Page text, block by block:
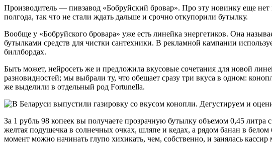
Производитель — пивзавод «Бобруйский бровар». Про эту новинку еще
полгода, так что не стали ждать дальше и срочно откупорили бутылку.
Вообще у «Бобруйского бровара» уже есть линейка энергетиков. Она
бутылками средств для чистки сантехники. В рекламной кампании
биллбордах.
Быть может, нейросеть же и предложила вкусовые сочетания для новой
разновидностей; мы выбрали ту, что обещает сразу три вкуса в одном:
же выделили в отдельный род Fortunella.
За 1 рубль 98 копеек вы получаете прозрачную бутылку объемом 0,45
желтая подушечка в солнечных очках, шляпе и кедах, а рядом банан в
момент можно начинать глупо хихикать, чем, собственно, и занялась